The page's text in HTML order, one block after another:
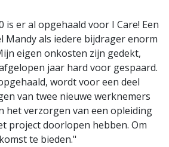
is er al opgehaald voor I Care! Een
Mandy als iedere bijdrager enorm
eigen onkosten zijn gedekt,
jaar hard voor gespaard.
wordt voor een deel
van twee nieuwe werknemers
het verzorgen van een opleiding
project doorlopen hebben. Om
te bieden."